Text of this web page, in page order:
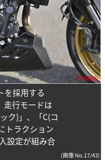
を採用する
走行モードは
ク)」、「C(コ
トラクション
設定が組み合
(画像 No.17/43)